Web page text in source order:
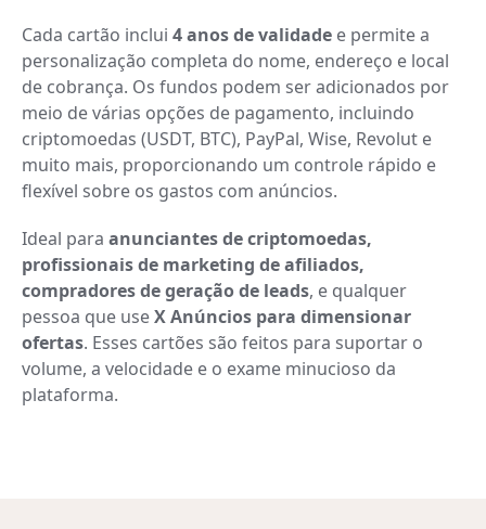
Cada cartão inclui 4 anos de validade e permite a
personalização completa do nome, endereço e local
de cobrança. Os fundos podem ser adicionados por
meio de várias opções de pagamento, incluindo
criptomoedas (USDT, BTC), PayPal, Wise, Revolut e
muito mais, proporcionando um controle rápido e
flexível sobre os gastos com anúncios.
Ideal para anunciantes de criptomoedas,
profissionais de marketing de afiliados,
compradores de geração de leads, e qualquer
pessoa que useX Anúncios para dimensionar
ofertas. Esses cartões são feitos para suportar o
volume, a velocidade e o exame minucioso da
plataforma.